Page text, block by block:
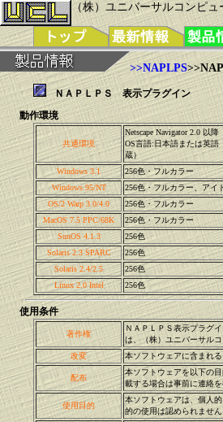
（株）ユニバーサルコンピ
>>NAPLPS
ＮＡＰＬＰＳ 表示プラグイン
動作環境
共通環境
Netscape Navigator 2.0 以降
OS言語:日本語または英語
蔵）
Windows 3.1
256色・フルカラー
Windows 95/NT
256色・フルカラー、アイ
OS/2 Warp 3.0/4.0
256色・フルカラー
MacOS 7.5 PPC/68K
256色・フルカラー
SunOS 4.1.3
256色
Solaris 2.3 SPARC
256色
Solaris 2.4/2.5
256色
Linux 2.0 Intel
256色
使用条件
著作権
ＮＡＰＬＰＳ表示プラグ
は、（株）ユニバーサル
改変
本ソフトウェアに含まれ
配布
本ソフトウェアを以下の
載する場合は事前に連絡を
使用目的
本ソフトウェアは、個人
的の使用は認められません